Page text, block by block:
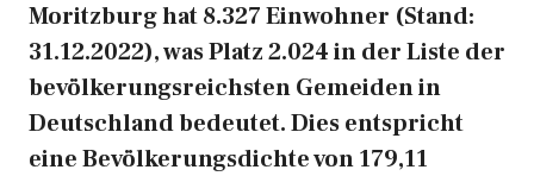
Moritzburg hat 8.327 Einwohner (Stand:
31.12.2022), was Platz 2.024 in der Liste der
bevölkerungsreichsten Gemeiden in
Deutschland bedeutet. Dies entspricht
eine Bevölkerungsdichte von 179,11